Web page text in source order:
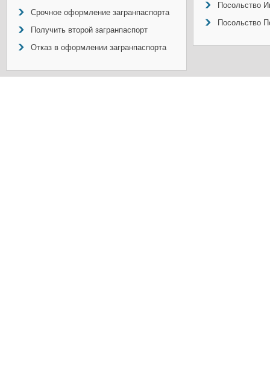
Срочное оформление загранпаспорта
Получить второй загранпаспорт
Отказ в оформлении загранпаспорта
Посольство
Посольство